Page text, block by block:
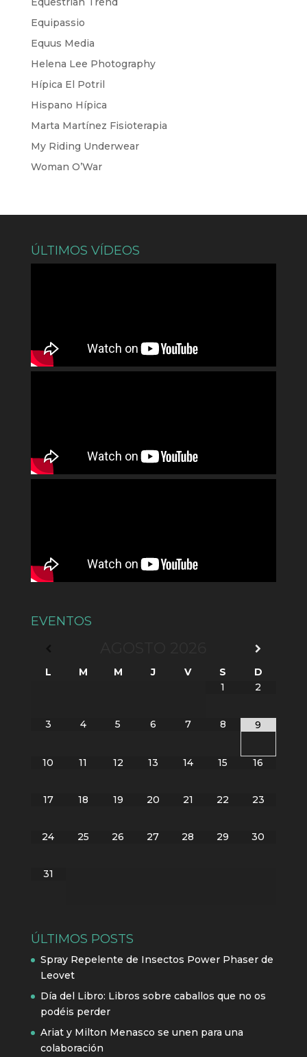
Equipassio
Equus Media
Helena Lee Photography
Hípica El Potril
Hispano Hípica
Marta Martínez Fisioterapia
My Riding Underwear
Woman O’War
ÚLTIMOS VÍDEOS
EVENTOS
L M M J V S
D
1
2
3 4 5 6 7 8 9
10 11 12 13 14 15 16
17 18 19 20 21 22 23
24 25 26 27 28 29 30
31
ÚLTIMOS POSTS
Spray Repelente de Insectos Power Phaser de
Leovet
Día del Libro: Libros sobre caballos que no os
podéis perder
Ariat y Milton Menasco se unen para una
colaboración